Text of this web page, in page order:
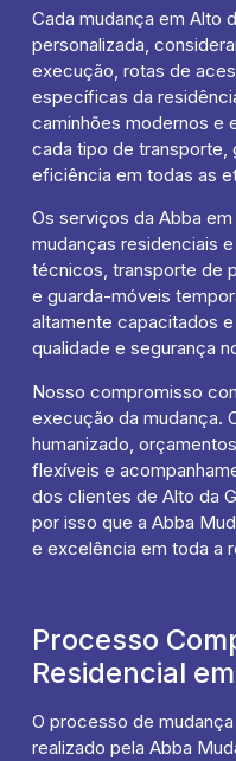
Cada mudança em Alto
personalizada,
execução, rotas de
específicas da
caminhões modernos e
cada tipo de transporte,
eficiência em todas as
Os serviços da Abba
mudanças residenciais
técnicos, transporte de
e guarda-móveis
altamente capacitados
qualidade e segurança
Nosso compromisso
execução da mudança.
humanizado,
flexíveis e
dos clientes de Alto da
por isso que a Abba
e excelência em toda a
Processo
Residencial
O processo de
realizado pela Abba